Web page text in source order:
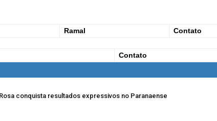
Ramal Contato
Contato
conquista resultados expressivos no Paranaense